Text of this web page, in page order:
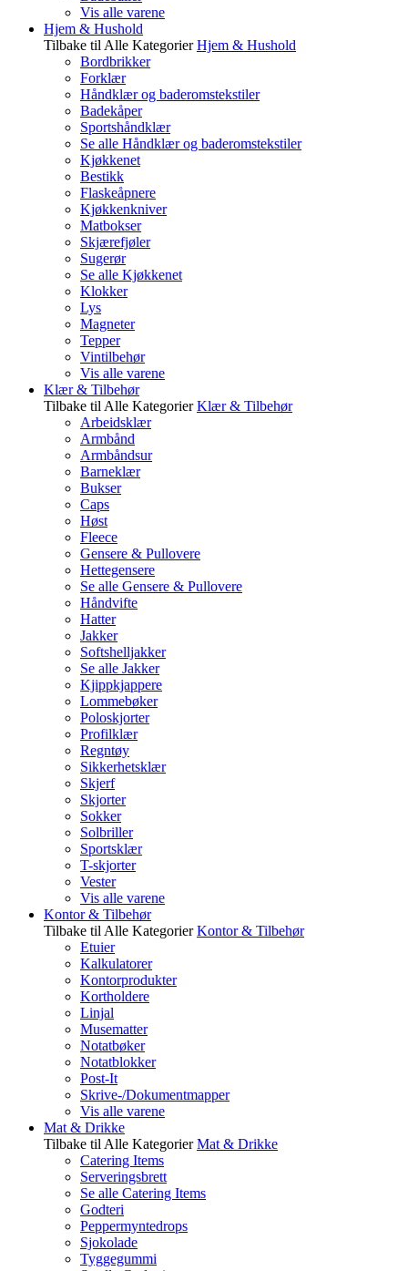
Vis alle varene
Hjem & Hushold
Tilbake til Alle Kategorier Hjem & Hushold
Bordbrikker
Forklær
Håndklær og baderomstekstiler
Badekåper
Sportshåndklær
Se alle Håndklær og baderomstekstiler
Kjøkkenet
Bestikk
Flaskeåpnere
Kjøkkenkniver
Matbokser
Skjærefjøler
Sugerør
Se alle Kjøkkenet
Klokker
Lys
Magneter
Tepper
Vintilbehør
Vis alle varene
Klær & Tilbehør
Tilbake til Alle Kategorier Klær & Tilbehør
Arbeidsklær
Armbånd
Armbåndsur
Barneklær
Bukser
Caps
Høst
Fleece
Gensere & Pullovere
Hettegensere
Se alle Gensere & Pullovere
Håndvifte
Hatter
Jakker
Softshelljakker
Se alle Jakker
Kjippkjappere
Lommebøker
Poloskjorter
Profilklær
Regntøy
Sikkerhetsklær
Skjerf
Skjorter
Sokker
Solbriller
Sportsklær
T-skjorter
Vester
Vis alle varene
Kontor & Tilbehør
Tilbake til Alle Kategorier Kontor & Tilbehør
Etuier
Kalkulatorer
Kontorprodukter
Kortholdere
Linjal
Musematter
Notatbøker
Notatblokker
Post-It
Skrive-/Dokumentmapper
Vis alle varene
Mat & Drikke
Tilbake til Alle Kategorier Mat & Drikke
Catering Items
Serveringsbrett
Se alle Catering Items
Godteri
Peppermyntedrops
Sjokolade
Tyggegummi